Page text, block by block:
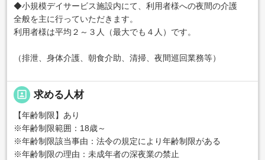
◆小規模デイサービス施設内にて、利用者様への夜間の介護
全般を主に行っていただきます。
利用者様は平均２～３人（最大でも４人）です。
（排泄、身体介護、朝食介助、清掃、夜間巡回業務等）
portrait 求める人材
【年齢制限】あり
※年齢制限範囲：18歳～
※年齢制限該当事由：法令の規定により年齢制限がある
※年齢制限の理由：未成年者の深夜業の禁止